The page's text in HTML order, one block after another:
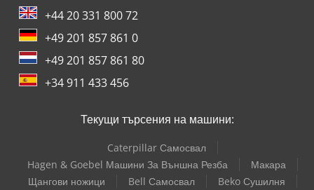
+44 20 331 800 72
+49 201 857 861 0
+49 201 857 861 80
+34 911 433 456
Текущи търсения на машини:
Caterpillar Самосвал
Hagen & Goebel Машини За Външна Резба
Макара
Щангови ножици
Bell Самосвал
Beko Сушилня